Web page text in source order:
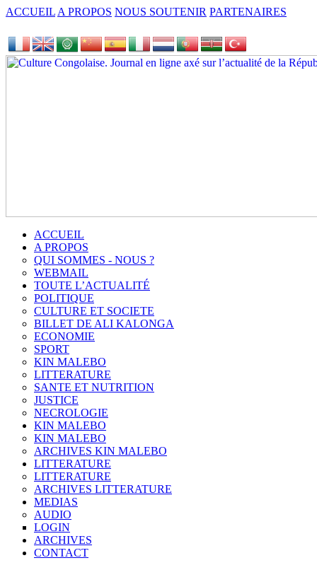
ACCUEIL A PROPOS NOUS SOUTENIR PARTENAIRES
ACCUEIL
A PROPOS
QUI SOMMES - NOUS ?
WEBMAIL
TOUTE L’ACTUALITÉ
POLITIQUE
CULTURE ET SOCIETE
BILLET DE ALI KALONGA
ECONOMIE
SPORT
KIN MALEBO
LITTERATURE
SANTE ET NUTRITION
JUSTICE
NECROLOGIE
KIN MALEBO
KIN MALEBO
ARCHIVES KIN MALEBO
LITTERATURE
LITTERATURE
ARCHIVES LITTERATURE
MEDIAS
AUDIO
LOGIN
ARCHIVES
CONTACT